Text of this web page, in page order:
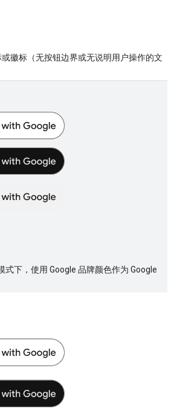
徽标（无按钮边界或无说明用户操作的文
式下，使用 Google 品牌颜色作为 Google